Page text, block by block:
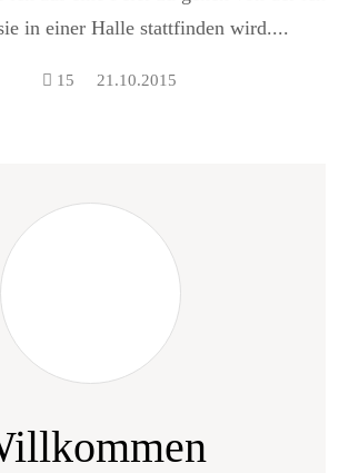
in einer Halle stattfinden wird....
15 21.10.2015